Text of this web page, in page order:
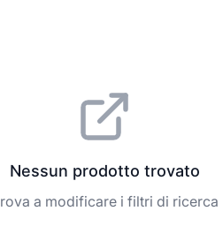
Nessun prodotto trovato
a modificare i filtri di ricerca